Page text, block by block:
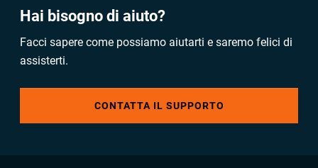
Hai bisogno di aiuto?
Facci sapere come possiamo aiutarti e saremo felici di
assisterti.
CONTATTA IL SUPPORTO